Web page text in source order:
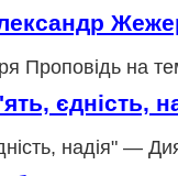
Проповідь на
єдність,
надія" —